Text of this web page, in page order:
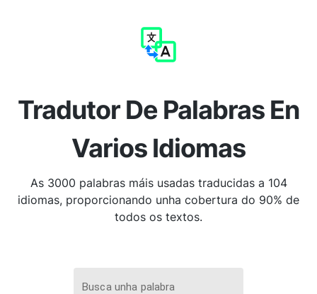
Tradutor De Palabras En
Varios Idiomas
As 3000 palabras máis usadas traducidas a 104
idiomas, proporcionando unha cobertura do 90% de
todos os textos.
Busca unha palabra